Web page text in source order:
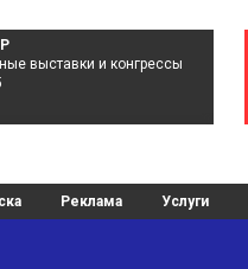
выставки и конгрессы
Реклама Услуги